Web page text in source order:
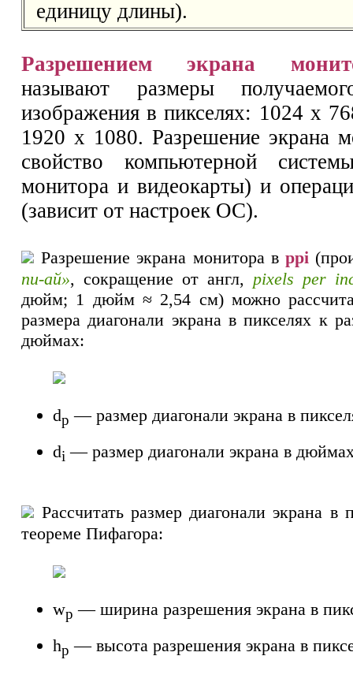
единицу длины).
Разрешением экрана
называют размеры
изображения в пикселях: 1024 х
1920 х 1080. Разрешение экрана
свойство компьютерной
монитора и видеокарты) и
(зависит от настроек ОС).
Разрешение экрана монитора вppi
пи-ай», сокращение от англ, pixels per
дюйм; 1 дюйм ≈ 2,54 см) можно
размера диагонали экрана в пикселях к
дюймах:
dp — размер диагонали экрана в
di — размер диагонали экрана в
Рассчитать размер диагонали экрана
теореме Пифагора:
wp — ширина разрешения экрана в
hp — высота разрешения экрана в